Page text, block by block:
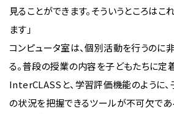
見ることができます。そういうところはこ
ます」
コンピュータ室は、個別活動を行うのに
る。普段の授業の内容を子どもたちに定
InterCLASSと、学習評価機能のように、
の状況を把握できるツールが不可欠であ